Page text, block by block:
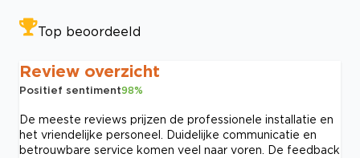
Top beoordeeld
Review overzicht
Positief sentiment98%
De meeste reviews prijzen de professionele installatie en
het vriendelijke personeel. Duidelijke communicatie en
betrouwbare service komen veel naar voren. De feedback